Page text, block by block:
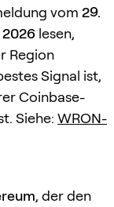
vom 29.
2026 lesen,
Region
Signal ist,
Coinbase-
Siehe: WRON-
, der den